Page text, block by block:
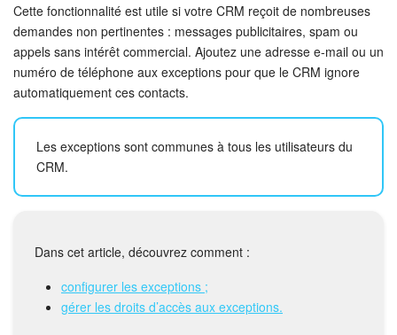
Tâches et projets
Messenger
Collabs
Groupes de travail
Calendriers
Base de connaissances
Cette fonctionnalité est utile si votre CRM reçoit de nombreuses
demandes non pertinentes : messages publicitaires, spam ou
appels sans intérêt commercial. Ajoutez une adresse e-mail ou un
numéro de téléphone aux exceptions pour que le CRM ignore
automatiquement ces contacts.
Les exceptions sont communes à tous les utilisateurs du
CRM.
Dans cet article, découvrez comment :
configurer les exceptions ;
gérer les droits d’accès aux exceptions.